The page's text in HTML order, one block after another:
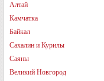
Алтай
Камчатка
Байкал
Сахалин и Курилы
Саяны
Великий Новгород